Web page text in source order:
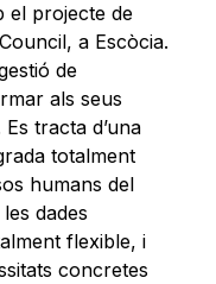
el projecte de
a Escòcia.
de
als seus
tracta d’una
totalment
humans del
dades
flexible, i
concretes